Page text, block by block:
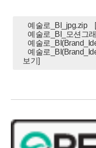
예술로_BI_jpg.zip
예술로_BI_모션그
예술로
예술로
보기]